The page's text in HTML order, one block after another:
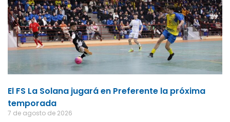
El FS La Solana jugará en Preferente la próxima
temporada
7 de agosto de 2026